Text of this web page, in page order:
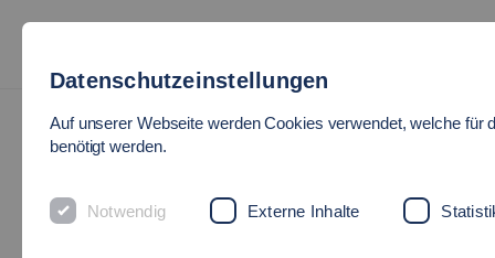
Datenschutzeinstellungen
Auf unserer Webseite werden Cookies verwendet, welche für
benötigt werden.
Notwendig Externe Inhalte